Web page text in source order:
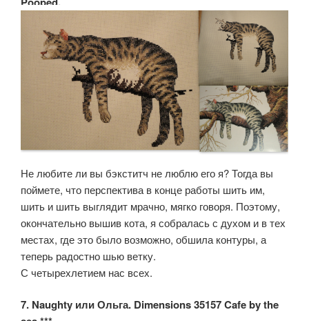
Не любите ли вы бэкститч не люблю его я? Тогда вы
поймете, что перспектива в конце работы шить им,
шить и шить выглядит мрачно, мягко говоря. Поэтому,
окончательно вышив кота, я собралась с духом и в тех
местах, где это было возможно, обшила контуры, а
теперь радостно шью ветку.
С четырехлетием нас всех.
7. Naughty или Ольга. Dimensions 35157 Cafe by the